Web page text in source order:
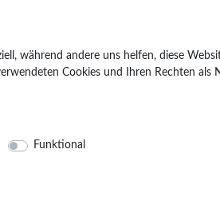
Lexikon
Impressum
während andere uns helfen, diese
Cookies und Ihren Rechten als
Funktional